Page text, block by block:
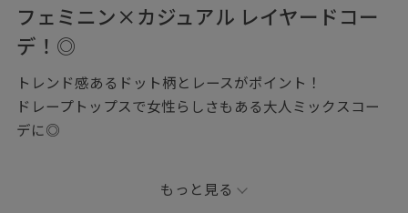
フェミニン×カジュアル レイヤードコー
デ！◎
トレンド感あるドット柄とレースがポイント！
ドレープトップスで女性らしさもある大人ミックスコー
デに◎
LINEで在庫のお問い合わせや商品、
もっと見る